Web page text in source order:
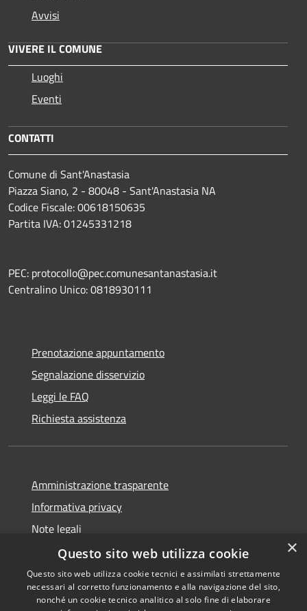
Avvisi
VIVERE IL COMUNE
Luoghi
Eventi
CONTATTI
Comune di Sant'Anastasia
Piazza Siano, 2 - 80048 - Sant'Anastasia NA
Codice Fiscale: 00618150635
Partita IVA: 01245331218
PEC: protocollo@pec.comunesantanastasia.it
Centralino Unico: 0818930111
Prenotazione appuntamento
Segnalazione disservizio
Leggi le FAQ
Richiesta assistenza
Amministrazione trasparente
Informativa privacy
Note legali
Dichiarazione di accessibilità
×
Questo sito web utilizza cookie
Questo sito web utilizza cookie tecnici e assimilati strettamente
necessari al corretto funzionamento e alla navigazione del sito,
nonché un cookie tecnico analitico al solo fine di elaborare